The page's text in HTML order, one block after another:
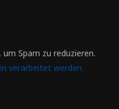
Spam zu reduzieren.
verarbeitet werden.